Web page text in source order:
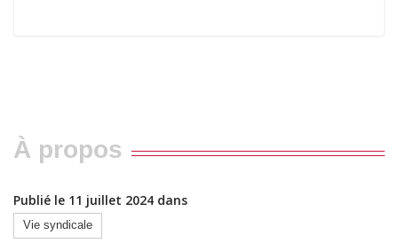
À propos
Publié le 11 juillet 2024 dans
Vie syndicale